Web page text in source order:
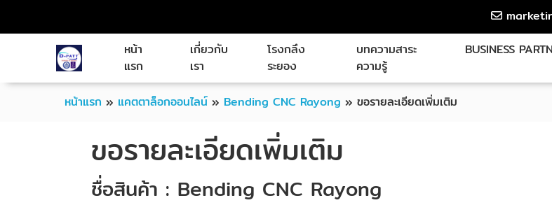
หน้า
แรก
เกี่ยวกับ
เรา
โรงกลึง
ระยอง
บทความสาระ
ความรู้
BUSINESS
หน้าแรก » แคตตาล็อกออนไลน์ » Bending CNC Rayong » ขอรายละเอียดเพิ่มเติม
ขอรายละเอียดเพิ่มเติม
ชื่อสินค้า : Bending CNC Rayong